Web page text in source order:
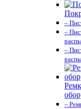
–
–
–
–